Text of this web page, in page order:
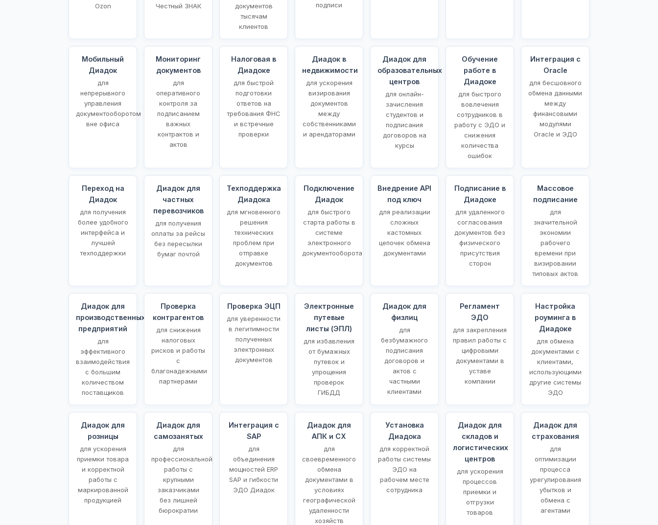
Ozon
Честный ЗНАК
документов
тысячам
клиентов
подписи
Мобильный
Диадок
для
непрерывного
управления
документооборотом
вне офиса
Мониторинг
документов
для
оперативного
контроля за
подписанием
важных
контрактов и
актов
Налоговая в
Диадоке
для быстрой
подготовки
ответов на
требования ФНС
и встречные
проверки
Диадок в
недвижимости
для ускорения
визирования
документов
между
собственниками
и арендаторами
Диадок для
образовательных
центров
для онлайн-
зачисления
студентов и
подписания
договоров на
курсы
Обучение
работе в
Диадоке
для быстрого
вовлечения
сотрудников в
работу с ЭДО и
снижения
количества
ошибок
Интеграция с
Oracle
для бесшовного
обмена данными
между
финансовыми
модулями
Oracle и ЭДО
Переход на
Диадок
для получения
более удобного
интерфейса и
лучшей
техподдержки
Диадок для
частных
перевозчиков
для получения
оплаты за рейсы
без пересылки
бумаг почтой
Техподдержка
Диадока
для мгновенного
решения
технических
проблем при
отправке
документов
Подключение
Диадок
для быстрого
старта работы в
системе
электронного
документооборота
Внедрение API
под ключ
для реализации
сложных
кастомных
цепочек обмена
документами
Подписание в
Диадоке
для удаленного
согласования
документов без
физического
присутствия
сторон
Массовое
подписание
для
значительной
экономии
рабочего
времени при
визировании
типовых актов
Диадок для
производственных
предприятий
для
эффективного
взаимодействия
с большим
количеством
поставщиков
Проверка
контрагентов
для снижения
налоговых
рисков и работы
с
благонадежными
партнерами
Проверка ЭЦП
для уверенности
в легитимности
полученных
электронных
документов
Электронные
путевые
листы (ЭПЛ)
для избавления
от бумажных
путевок и
упрощения
проверок
ГИБДД
Диадок для
физлиц
для
безбумажного
подписания
договоров и
актов с
частными
клиентами
Регламент
ЭДО
для закрепления
правил работы с
цифровыми
документами в
уставе
компании
Настройка
роуминга в
Диадоке
для обмена
документами с
клиентами,
использующими
другие системы
ЭДО
Диадок для
розницы
для ускорения
приемки товара
и корректной
работы с
маркированной
продукцией
Диадок для
самозанятых
для
профессиональной
работы с
крупными
заказчиками
без лишней
бюрократии
Интеграция с
SAP
для
объединения
мощностей ERP
SAP и гибкости
ЭДО Диадок
Диадок для
АПК и СХ
для
своевременного
обмена
документами в
условиях
географической
удаленности
хозяйств
Установка
Диадока
для корректной
работы системы
ЭДО на
рабочем месте
сотрудника
Диадок для
складов и
логистических
центров
для ускорения
процессов
приемки и
отгрузки
товаров
Диадок для
страхования
для
оптимизации
процесса
урегулирования
убытков и
обмена с
агентами